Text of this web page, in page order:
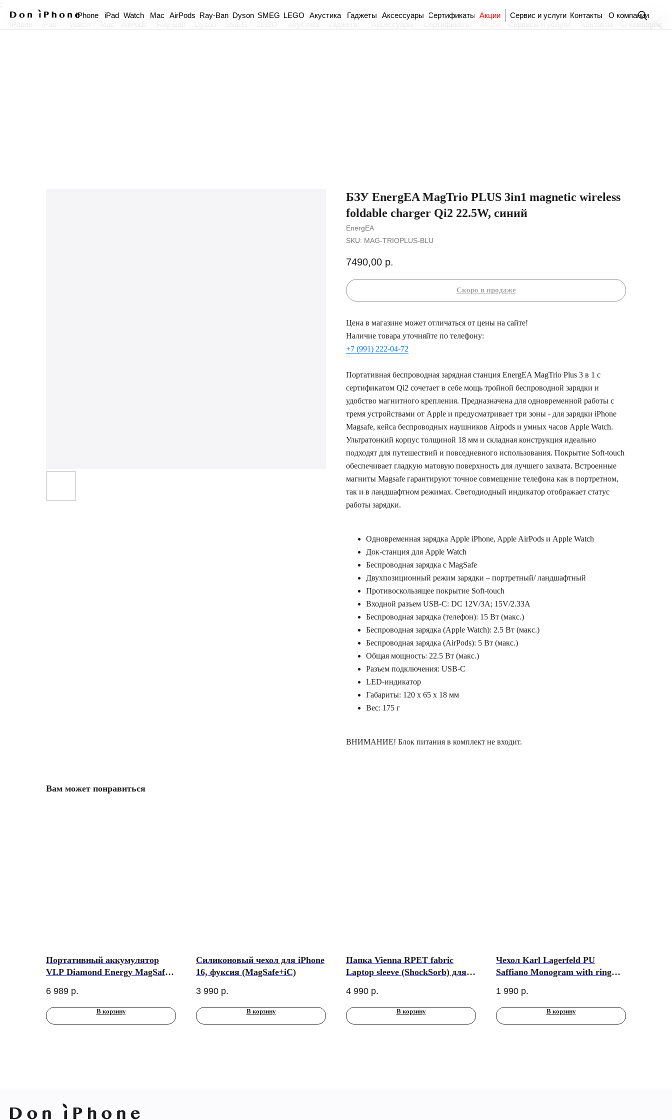
;
Сервис и услуги Контакты О компании
Аксессуары
Гаджеты
Акустика
Dyson
AirPods Ray-Ban LEGO
SMEG
Mac
Watch
iPad
iPhone Сертификаты Акции
БЗУ EnergEA MagTrio PLUS 3in1 magnetic wireless
foldable charger Qi2 22.5W, синий
EnergEA
SKU: MAG-TRIOPLUS-BLU
7490,00 р.
Цена в магазине может отличаться от цены на сайте!
Наличие товара уточняйте по телефону:
+7 (991) 222-04-72
Портативная беспроводная зарядная станция EnergEA MagTrio Plus 3 в 1 с
сертификатом Qi2 сочетает в себе мощь тройной беспроводной зарядки и
удобство магнитного крепления. Предназначена для одновременной работы с
тремя устройствами от Apple и предусматривает три зоны - для зарядки iPhone
Magsafe, кейса беспроводных наушников Airpods и умных часов Apple Watch.
Ультратонкий корпус толщиной 18 мм и складная конструкция идеально
подходят для путешествий и повседневного использования. Покрытие Soft-touch
обеспечивает гладкую матовую поверхность для лучшего захвата. Встроенные
магниты Magsafe гарантируют точное совмещение телефона как в портретном,
так и в ландшафтном режимах. Светодиодный индикатор отображает статус
работы зарядки.
Одновременная зарядка Apple iPhone, Apple AirPods и Apple Watch
Док-станция для Apple Watch
Беспроводная зарядка с MagSafe
Двухпозиционный режим зарядки – портретный/ ландшафтный
Противоскользящее покрытие Soft-touch
Входной разъем USB-C: DC 12V/3A; 15V/2.33A
Беспроводная зарядка (телефон): 15 Вт (макс.)
Беспроводная зарядка (Apple Watch): 2.5 Вт (макс.)
Беспроводная зарядка (AirPods): 5 Вт (макс.)
Общая мощность: 22.5 Вт (макс.)
Разъем подключения: USB-C
LED-индикатор
Габариты: 120 x 65 x 18 мм
Вес: 175 г
ВНИМАНИЕ! Блок питания в комплект не входит.
Вам может понравиться
Портативный аккумулятор
VLP Diamond Energy MagSafe,
6 989 р.
В корзину
Силиконовый чехол для iPhone
16, фуксия (MagSafe+iC)
3 990 р.
В корзину
Папка Vienna RPET fabric
Laptop sleeve (ShockSorb) для
4 990 р.
В корзину
Чехол Karl Lagerfeld PU
Saffiano Monogram with ring
Airpods Pro 2, черный
1 990 р.
В корзину